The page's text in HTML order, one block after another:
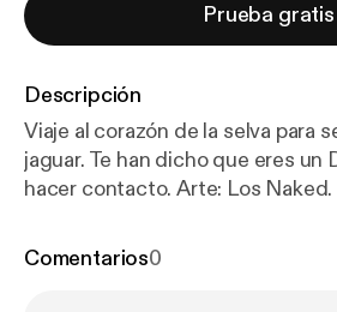
Prueba gratis
Descripción
Viaje al corazón de la selva para
jaguar. Te han dicho que eres un
hacer contacto. Arte: Los
sobre WWF Colombia:
Comentarios0